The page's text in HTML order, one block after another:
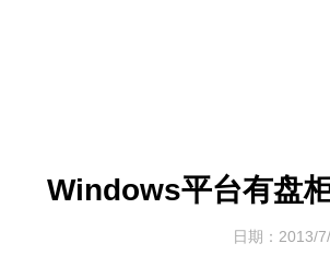
Windows平台有盘
日期：2013/